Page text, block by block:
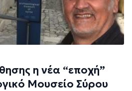
η νέα “εποχή”
Μουσείο Σύρου